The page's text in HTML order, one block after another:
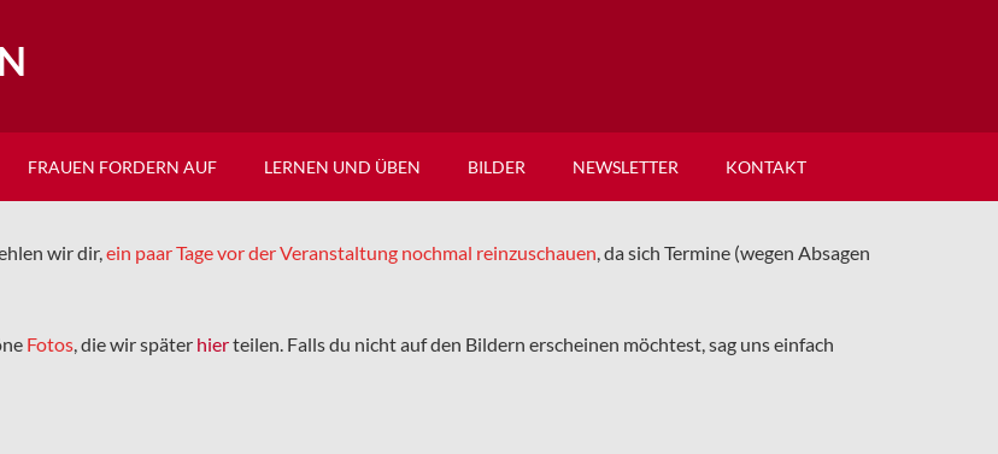
FRAUEN FORDERN AUF LERNEN UND ÜBEN BILDER NEWSLETTER KONTAKT
wir dir,ein paar Tage vor der Veranstaltung nochmal reinzuschauen, da sich Termine (wegen Absagen
Fotos, die wir später hierteilen. Falls du nicht auf den Bildern erscheinen möchtest, sag uns einfach